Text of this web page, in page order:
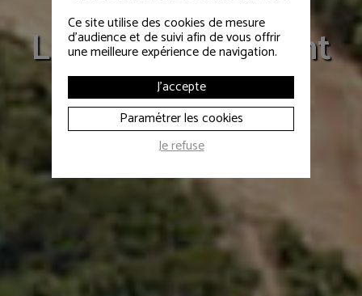
La Caverne du Pont
d'Arc, pose de la
première pierre
Ce site utilise des cookies de mesure
d'audience et de suivi afin de vous offrir
une meilleure expérience de navigation.
J'accepte
Paramétrer les cookies
Je refuse